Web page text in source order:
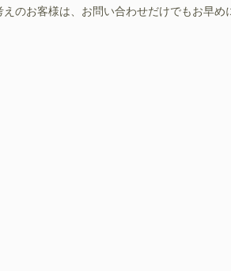
のお客様は、お問い合わせだけでもお早め